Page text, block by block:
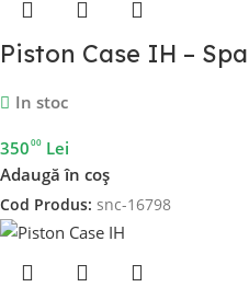
Piston Case IH –
In stoc
35000 Lei
Adaugă în coș
Cod Produs: snc-16798